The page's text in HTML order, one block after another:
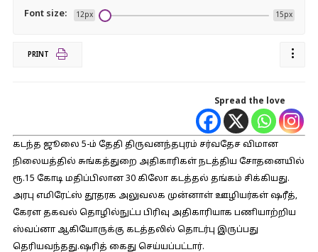
Font size: 12px 15px
PRINT
Spread the love
கடந்த ஜூலை 5-ம் தேதி திருவனந்தபுரம் சர்வதேச விமான
நிலையத்தில் சுங்கத்துறை அதிகாரிகள் நடத்திய சோதனையில்
ரூ.15 கோடி மதிப்பிலான 30 கிலோ கடத்தல் தங்கம் சிக்கியது.
அரபு எமிரேட்ஸ் தூதரக அலுவலக முன்னாள் ஊழியர்கள் ஷரீத்,
கேரள தகவல் தொழில்நுட்ப பிரிவு அதிகாரியாக பணியாற்றிய
ஸ்வப்னா ஆகியோருக்கு கடத்தலில் தொடர்பு இருப்பது
தெரியவந்தது.ஷரித் கைது செய்யப்பட்டார்.